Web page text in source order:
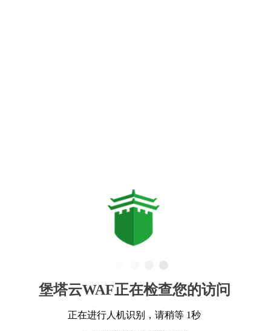
堡塔云WAF正在检查您的访问
正在进行人机识别，请稍等 1秒